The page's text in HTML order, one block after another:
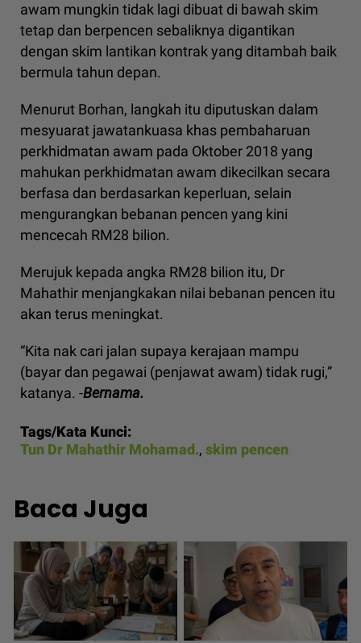
awam mungkin tidak lagi dibuat di bawah skim
tetap dan berpencen sebaliknya digantikan
dengan skim lantikan kontrak yang ditambah baik
bermula tahun depan.
Menurut Borhan, langkah itu diputuskan dalam
mesyuarat jawatankuasa khas pembaharuan
perkhidmatan awam pada Oktober 2018 yang
mahukan perkhidmatan awam dikecilkan secara
berfasa dan berdasarkan keperluan, selain
mengurangkan bebanan pencen yang kini
mencecah RM28 bilion.
Merujuk kepada angka RM28 bilion itu, Dr
Mahathir menjangkakan nilai bebanan pencen itu
akan terus meningkat.
“Kita nak cari jalan supaya kerajaan mampu
(bayar dan pegawai (penjawat awam) tidak rugi,”
katanya. -Bernama.
Tags/Kata Kunci:
Tun Dr Mahathir Mohamad., skim pencen
Baca Juga